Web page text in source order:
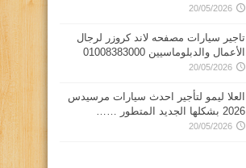
20/05/2026
تاجير سيارات مصفحه لاند كروزر لرجال
الأعمال والدبلوماسيين 01008383000
20/05/2026
العلا ليمو لتأجير احدث سيارات مرسيدس
2026 بشكلها الجديد المتطور ……
20/05/2026